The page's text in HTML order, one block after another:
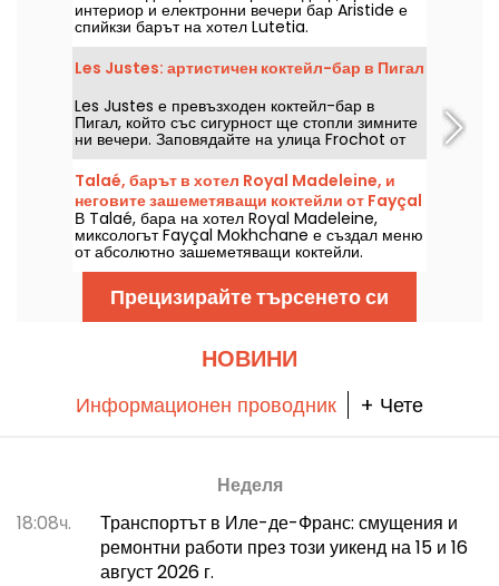
интериор и електронни вечери бар Aristide е
спийкзи барът на хотел Lutetia.
Les Justes: артистичен коктейл-бар в Пигал
Les Justes е превъзходен коктейл-бар в
Пигал, който със сигурност ще стопли зимните
ни вечери. Заповядайте на улица Frochot от
понеделник до събота в 18:00 ч.
Talaé, барът в хотел Royal Madeleine, и
неговите зашеметяващи коктейли от Fayçal
Mokhchane
В Talaé, бара на хотел Royal Madeleine,
миксологът Fayçal Mokhchane е създал меню
от абсолютно зашеметяващи коктейли.
Прецизирайте търсенето си
НОВИНИ
Информационен проводник + Чете
Неделя
18:08ч.
Транспортът в Иле-де-Франс: смущения и
ремонтни работи през този уикенд на 15 и 16
август 2026 г.